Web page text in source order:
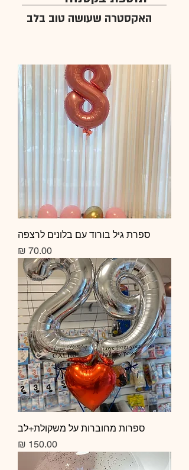
האקסטרה שעושה טוב בלב
ספרת גיל בורוד עם בלונים לרצפה
מחיר
ספרות מחוברות על משקולת+לב
מחיר